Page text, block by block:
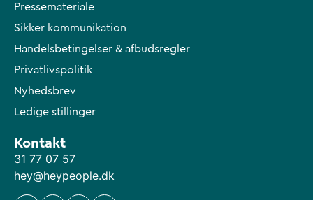
Pressemateriale
Sikker kommunikation
Handelsbetingelser & afbudsregler
Privatlivspolitik
Nyhedsbrev
Ledige stillinger
Kontakt
31 77 07 57
hey@heypeople.dk